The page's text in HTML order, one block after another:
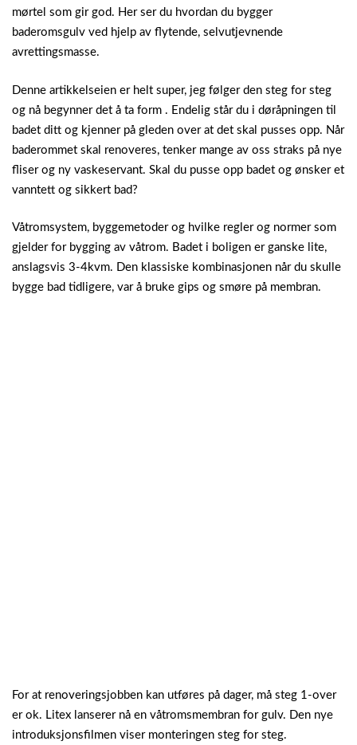
mørtel som gir god. Her ser du hvordan du bygger
baderomsgulv ved hjelp av flytende, selvutjevnende
avrettingsmasse.
Denne artikkelseien er helt super, jeg følger den steg for steg
og nå begynner det å ta form . Endelig står du i døråpningen til
badet ditt og kjenner på gleden over at det skal pusses opp. Når
baderommet skal renoveres, tenker mange av oss straks på nye
fliser og ny vaskeservant. Skal du pusse opp badet og ønsker et
vanntett og sikkert bad?
Våtromsystem, byggemetoder og hvilke regler og normer som
gjelder for bygging av våtrom. Badet i boligen er ganske lite,
anslagsvis 3-4kvm. Den klassiske kombinasjonen når du skulle
bygge bad tidligere, var å bruke gips og smøre på membran.
For at renoveringsjobben kan utføres på dager, må steg 1-over
er ok. Litex lanserer nå en våtromsmembran for gulv. Den nye
introduksjonsfilmen viser monteringen steg for steg.